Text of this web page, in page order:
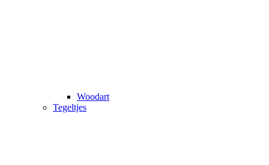
Woodart
Tegeltjes